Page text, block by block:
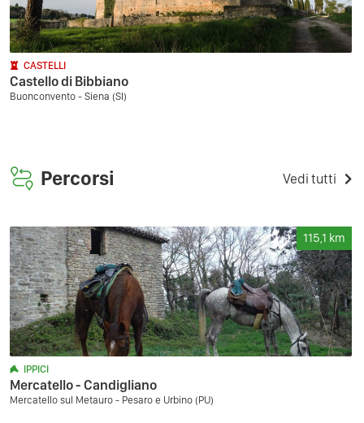
CASTELLI
Castello di Bibbiano
Buonconvento - Siena (SI)
Percorsi Vedi tutti
115,1 km
IPPICI
Mercatello - Candigliano
Mercatello sul Metauro - Pesaro e Urbino (PU)